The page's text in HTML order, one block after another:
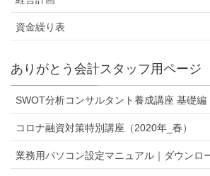
資金繰り表
ありがとう会計スタッフ用ページ
SWOT分析コンサルタント養成講座 基礎編
コロナ融資対策特別講座（2020年_春）
業務用パソコン設定マニュアル｜ダウンロ